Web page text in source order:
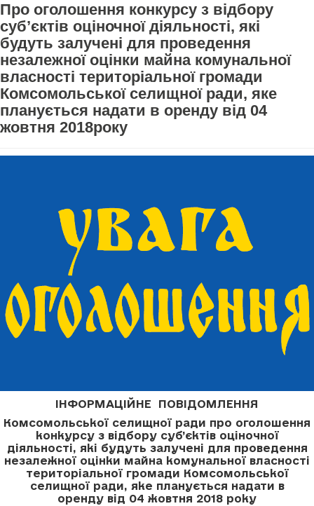
Про оголошення конкурсу з відбору
суб’єктів оціночної діяльності, які
будуть залучені для проведення
незалежної оцінки майна комунальної
власності територіальної громади
Комсомольської селищної ради, яке
планується надати в оренду від 04
жовтня 2018року
ІНФОРМАЦІЙНЕ ПОВІДОМЛЕННЯ
Комсомольської селищної ради про оголошення
конкурсу з відбору суб’єктів оціночної
діяльності, які будуть залучені для проведення
незалежної оцінки майна комунальної власності
територіальної громади Комсомольської
селищної ради, яке планується надати в
оренду від 04 жовтня 2018 року